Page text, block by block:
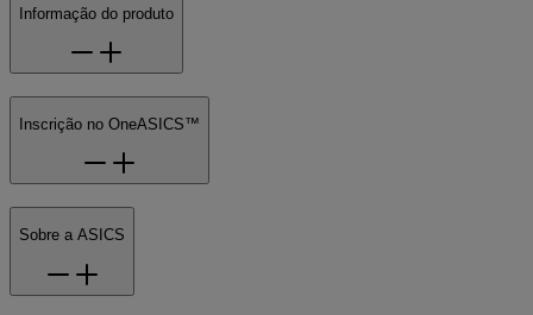
Informação do produto
Inscrição no OneASICS™
Sobre a ASICS